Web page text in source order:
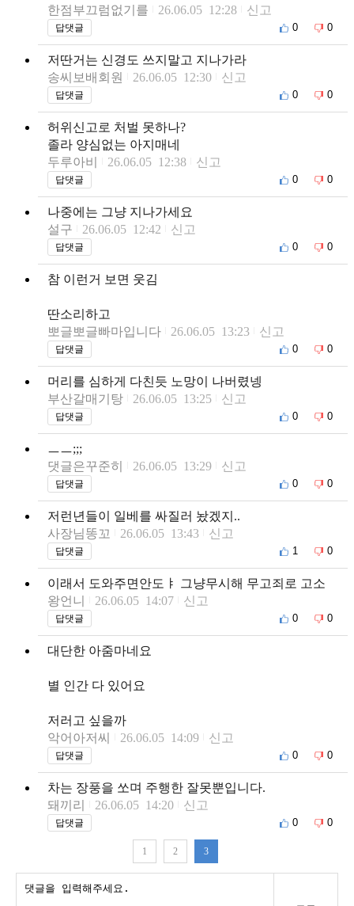
한점부끄럼없기를
26.06.05 12:28 신고
답댓글 0 0
저딴거는 신경도 쓰지말고 지나가라
송씨보배회원
26.06.05 12:30 신고
답댓글 0 0
허위신고로 처벌 못하나?
졸라 양심없는 아지매네
두루아비
26.06.05 12:38 신고
답댓글 0 0
나중에는 그냥 지나가세요
설구
26.06.05 12:42 신고
답댓글 0 0
참 이런거 보면 웃김
딴소리하고
뽀글뽀글빠마입니다
26.06.05 13:23 신고
답댓글 0 0
머리를 심하게 다친듯 노망이 나버렸넹
부산갈매기탕
26.06.05 13:25 신고
답댓글 0 0
ㅡㅡ;;;
댓글은꾸준히
26.06.05 13:29 신고
답댓글 0 0
저런년들이 일베를 싸질러 놨겠지..
사장님똥꼬
26.06.05 13:43 신고
답댓글 1 0
이래서 도와주면안도ㅑ 그냥무시해 무고죄로 고소
왕언니
26.06.05 14:07 신고
답댓글 0 0
대단한 아줌마네요
별 인간 다 있어요
저러고 싶을까
악어아저씨
26.06.05 14:09 신고
답댓글 0 0
차는 장풍을 쏘며 주행한 잘못뿐입니다.
돼끼리
26.06.05 14:20 신고
답댓글 0 0
1 2 3